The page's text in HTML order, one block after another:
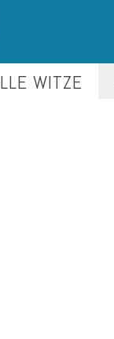
WITZE